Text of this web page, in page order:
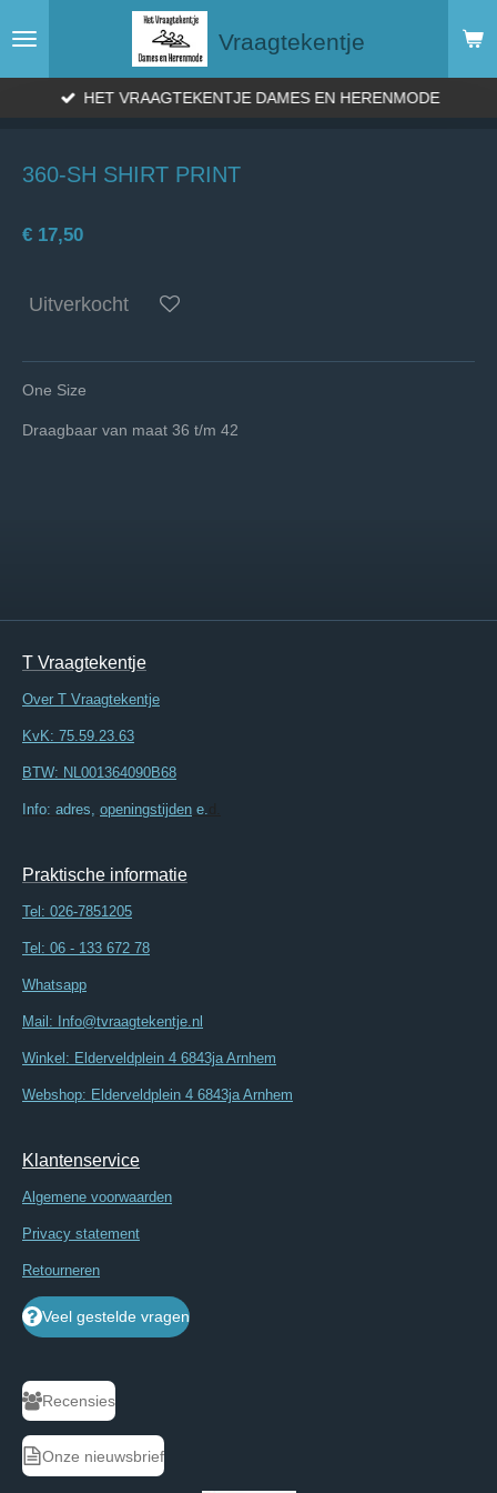
direct
Vraagtekentje
HET VRAAGTEKENTJE DAMES EN HERENMODE
360-SH SHIRT PRINT
€ 17,50
Uitverkocht
One Size
Draagbaar van maat 36 t/m 42
T Vraagtekentje
Over T Vraagtekentje
KvK: 75.59.23.63
BTW: NL001364090B68
Info: adres, openingstijden e.
Praktische informatie
Tel: 026-7851205
Tel: 06 - 133 672 78
Whatsapp
Mail: Info@tvraagtekentje.nl
Winkel: Elderveldplein 4 6843ja Arnhem
Webshop: Elderveldplein 4 6843ja Arnhem
Klantenservice
Algemene voorwaarden
Privacy statement
Retourneren
Veel gestelde vragen
Recensies
Onze nieuwsbrief